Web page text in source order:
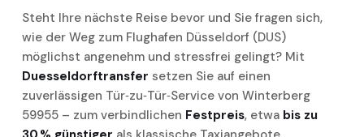
Steht Ihre nächste Reise bevor und Sie fragen sich,
wie der Weg zum Flughafen Düsseldorf (DUS)
möglichst angenehm und stressfrei gelingt? Mit
Duesseldorftransfer setzen Sie auf einen
zuverlässigen Tür‑zu‑Tür‑Service von Winterberg
59955 – zum verbindlichen Festpreis, etwa bis zu